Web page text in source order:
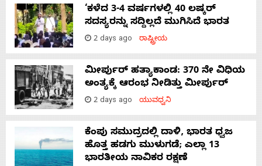
‘ಕಳೆದ 3-4 ವರ್ಷಗಳಲ್ಲಿ 40 ಲಷ್ಕರ್
ಸದಸ್ಯರನ್ನು ಸದ್ದಿಲ್ಲದೆ ಮುಗಿಸಿದೆ ಭಾರತ
2 days ago ರಾಷ್ಟ್ರೀಯ
ಮೀರ್ಪುರ್ ಹತ್ಯಾಕಾಂಡ: 370 ನೇ ವಿಧಿಯ
ಅಂತ್ಯಕ್ಕೆ ಆರಂಭ ನೀಡಿತ್ತು ಮೀರ್ಪುರ್
2 days ago ಯುವಧ್ವನಿ
ಕೆಂಪು ಸಮುದ್ರದಲ್ಲಿ ದಾಳಿ, ಭಾರತ ಧ್ವಜ
ಹೊತ್ತ ಹಡಗು ಮುಳುಗಡೆ; ಎಲ್ಲಾ 13
ಭಾರತೀಯ ನಾವಿಕರ ರಕ್ಷಣೆ